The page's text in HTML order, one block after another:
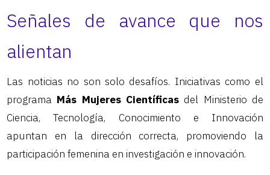
Señales de avance que nos
alientan
Las noticias no son solo desafíos. Iniciativas como el
programa Más Mujeres Científicas del Ministerio de
Ciencia, Tecnología, Conocimiento e Innovación
apuntan en la dirección correcta, promoviendo la
participación femenina en investigación e innovación.